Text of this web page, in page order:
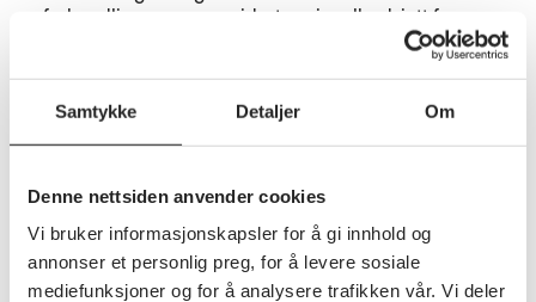
Samtykke Detaljer Om
Denne nettsiden anvender cookies
Vi bruker informasjonskapsler for å gi innhold og
annonser et personlig preg, for å levere sosiale
mediefunksjoner og for å analysere trafikken vår. Vi deler
forhandlingene om revidert nasjonalbudsjett for
2026, vil Pensjonistforbundet Østfold spesielt be
om et kronetillegg til de med lavest pensjon og
trygd.